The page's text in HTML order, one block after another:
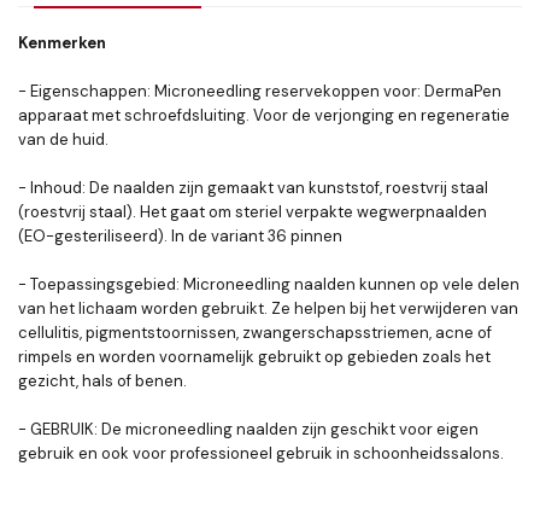
Kenmerken
- Eigenschappen: Microneedling reservekoppen voor: DermaPen
apparaat met schroefdsluiting. Voor de verjonging en regeneratie
van de huid.
- Inhoud: De naalden zijn gemaakt van kunststof, roestvrij staal
(roestvrij staal). Het gaat om steriel verpakte wegwerpnaalden
(EO-gesteriliseerd). In de variant 36 pinnen
- Toepassingsgebied: Microneedling naalden kunnen op vele delen
van het lichaam worden gebruikt. Ze helpen bij het verwijderen van
cellulitis, pigmentstoornissen, zwangerschapsstriemen, acne of
rimpels en worden voornamelijk gebruikt op gebieden zoals het
gezicht, hals of benen.
- GEBRUIK: De microneedling naalden zijn geschikt voor eigen
gebruik en ook voor professioneel gebruik in schoonheidssalons.